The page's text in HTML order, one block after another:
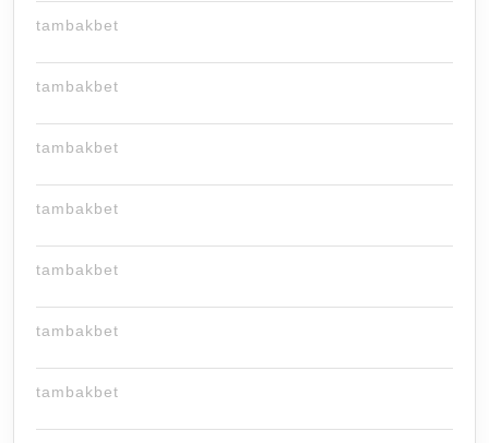
tambakbet
tambakbet
tambakbet
tambakbet
tambakbet
tambakbet
tambakbet